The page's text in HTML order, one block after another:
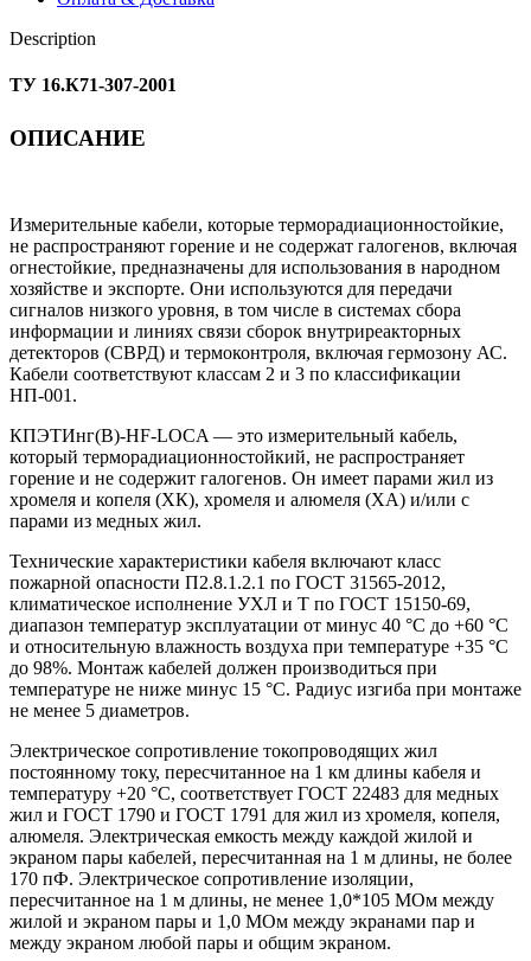
Description
ТУ 16.К71-307-2001
ОПИСАНИЕ
Измерительные кабели, которые терморадиационностойкие,
не распространяют горение и не содержат галогенов, включая
огнестойкие, предназначены для использования в народном
хозяйстве и экспорте. Они используются для передачи
сигналов низкого уровня, в том числе в системах сбора
информации и линиях связи сборок внутриреакторных
детекторов (СВРД) и термоконтроля, включая гермозону АС.
Кабели соответствуют классам 2 и 3 по классификации
НП-001.
КПЭТИнг(В)-HF-LOCA — это измерительный кабель,
который терморадиационностойкий, не распространяет
горение и не содержит галогенов. Он имеет парами жил из
хромеля и копеля (ХК), хромеля и алюмеля (ХА) и/или с
парами из медных жил.
Технические характеристики кабеля включают класс
пожарной опасности П2.8.1.2.1 по ГОСТ 31565-2012,
климатическое исполнение УХЛ и Т по ГОСТ 15150-69,
диапазон температур эксплуатации от минус 40 °С до +60 °С
и относительную влажность воздуха при температуре +35 °С
до 98%. Монтаж кабелей должен производиться при
температуре не ниже минус 15 °С. Радиус изгиба при монтаже
не менее 5 диаметров.
Электрическое сопротивление токопроводящих жил
постоянному току, пересчитанное на 1 км длины кабеля и
температуру +20 °С, соответствует ГОСТ 22483 для медных
жил и ГОСТ 1790 и ГОСТ 1791 для жил из хромеля, копеля,
алюмеля. Электрическая емкость между каждой жилой и
экраном пары кабелей, пересчитанная на 1 м длины, не более
170 пФ. Электрическое сопротивление изоляции,
пересчитанное на 1 м длины, не менее 1,0*105 МОм между
жилой и экраном пары и 1,0 МОм между экранами пар и
между экраном любой пары и общим экраном.